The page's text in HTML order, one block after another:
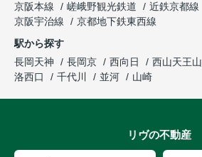
京阪本線
嵯峨野観光鉄道 近鉄京都線
京阪宇治線
京都地下鉄東西線
駅から探す
長岡天神
長岡京 西向日 西山天王山
洛西口
千代川 並河 山崎
リヴの不動産